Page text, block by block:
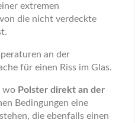
extremen
die nicht verdeckte
an der
für einen Riss im Glas.
wo Polster direkt an der
Bedingungen eine
die ebenfalls einen